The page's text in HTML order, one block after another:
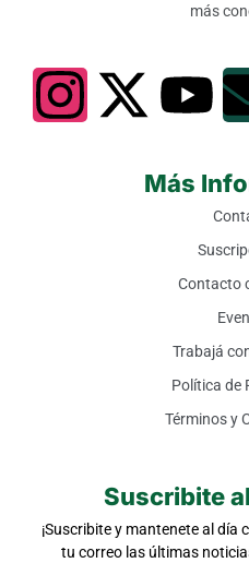
más
Más
Contacto
Trabajá
Política de
Términos y
Suscribite
¡Suscribite y mantenete al día
tu correo las últimas